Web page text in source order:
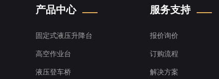
产品中心
固定式液压升降台
高空作业台
液压登车桥
服务支持
报价询价
订购流程
解决方案